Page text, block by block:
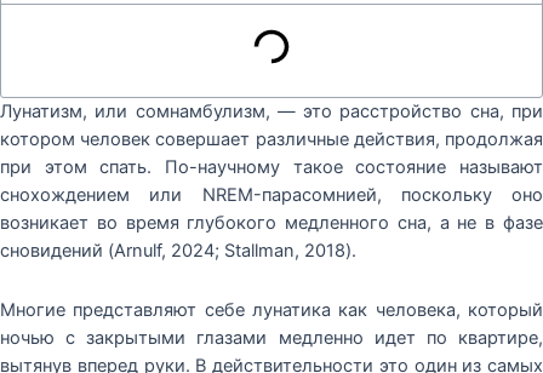
Лунатизм, или сомнамбулизм, — это расстройство сна, при
котором человек совершает различные действия, продолжая
при этом спать. По-научному такое состояние называют
снохождением или NREM-парасомнией, поскольку оно
возникает во время глубокого медленного сна, а не в фазе
сновидений (Arnulf, 2024; Stallman, 2018).
Многие представляют себе лунатика как человека, который
ночью с закрытыми глазами медленно идет по квартире,
вытянув вперед руки. В действительности это один из самых